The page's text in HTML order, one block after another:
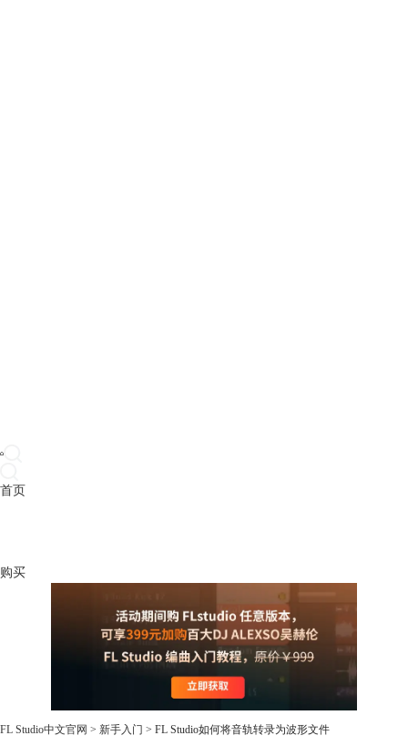
首页
购买
FL Studio中文官网 > 新手入门 > FL Studio如何将音轨转录为波形文件